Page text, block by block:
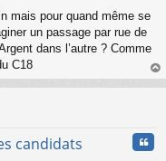
mais pour quand même se
un passage par rue de
dans l’autre ? Comme
C18
au
candidats